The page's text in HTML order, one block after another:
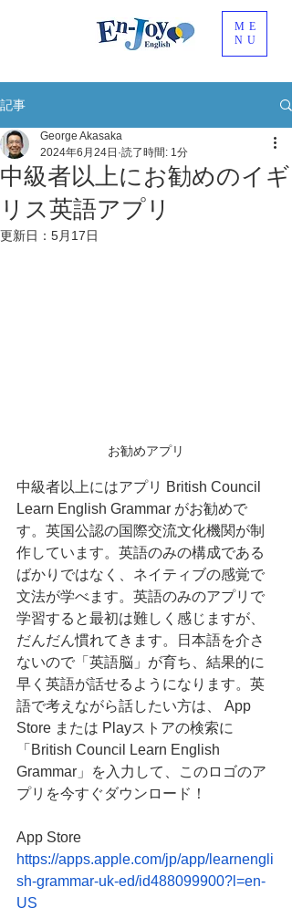
ME
NU
記事
中級者以上にお勧めのイギ
リス英語アプリ
George Akasaka
2024年6月24日 読了時間: 1分
更新日： 5月17日
お勧めアプリ
中級者以上にはアプリ British Council
Learn English Grammar がお勧めで
す。英国公認の国際交流文化機関が制
作しています。英語のみの構成である
ばかりではなく、ネイティブの感覚で
文法が学べます。英語のみのアプリで
学習すると最初は難しく感じますが、
だんだん慣れてきます。日本語を介さ
ないので「英語脳」が育ち、結果的に
早く英語が話せるようになります。英
語で考えながら話したい方は、 App
Store または Playストアの検索に
「British Council Learn English
Grammar」を入力して、このロゴのア
プリを今すぐダウンロード！
App Store
https://apps.apple.com/jp/app/learnengli
sh-grammar-uk-ed/id488099900?l=en-
US